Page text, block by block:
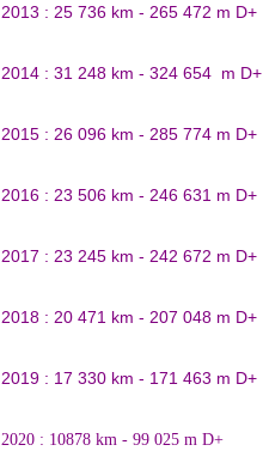
2013 : 25 736 km - 265 472 m D+
2014 : 31 248 km - 324 654 m D+
2015 : 26 096 km - 285 774 m D+
2016 : 23 506 km - 246 631 m D+
2017 : 23 245 km - 242 672 m D+
2018 : 20 471 km - 207 048 m D+
2019 : 17 330 km - 171 463 m D+
2020 : 10878 km - 99 025 m D+